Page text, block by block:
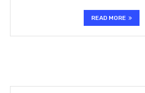
READ MORE